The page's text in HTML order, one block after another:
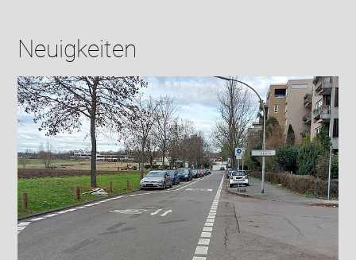
Neuigkeiten